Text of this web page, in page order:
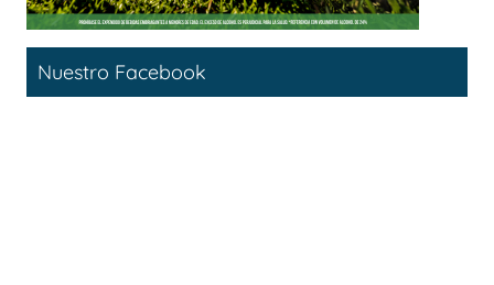
Nuestro Facebook